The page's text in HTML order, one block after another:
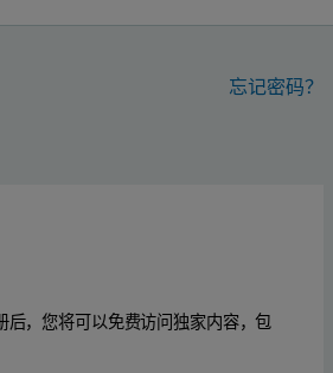
忘记密码？
后，您将可以免费访问独家内容，包